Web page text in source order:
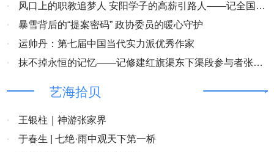
以向善之行铸就基层道德标杆
·
风口上的职教追梦人 安阳学子的高薪引路人——记全国第
十二届道德新闻人物周兰英
·
暴雪背后的“提案密码” 政协委员的暖心守护
·
运帅丹：第七届中国当代实力派优秀作家
·
抹不掉永恒的记忆——记修建红旗渠东下渠段参与者张福
艺海拾贝
·
王银柱｜神游张家界
·
于春生 | 七绝·雨中观天下第一桥